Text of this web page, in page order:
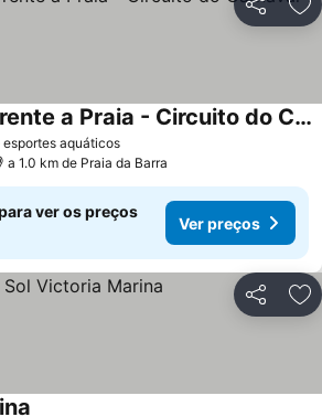
Partilhar
esportes aquáticos
Flat na Barra - Frente a Praia - Circuito do Carnaval
a 1.0 km de Praia da Barra
ver os preços
Ver preços
Partilhar